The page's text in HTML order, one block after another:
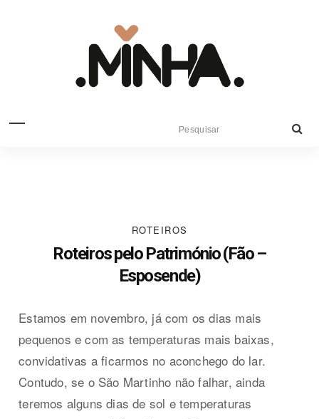
ROTEIROS
Roteiros pelo Património (Fão –
Esposende)
Estamos em novembro, já com os dias mais
pequenos e com as temperaturas mais baixas,
convidativas a ficarmos no aconchego do lar.
Contudo, se o São Martinho não falhar, ainda
teremos alguns dias de sol e temperaturas